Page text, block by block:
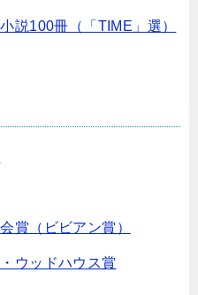
説100冊（「TIME」選）
賞（ビビアン賞）
ウッドハウス賞